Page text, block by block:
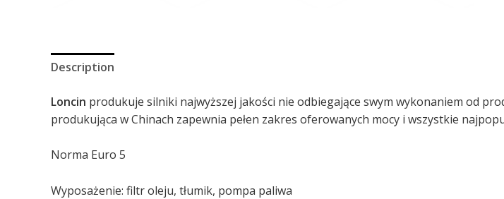
Description
Loncin produkuje silniki najwyższej jakości nie odbiegające swym wykonaniem od
produkująca w Chinach zapewnia pełen zakres oferowanych mocy i wszystkie
Norma Euro 5
Wyposażenie: filtr oleju, tłumik, pompa paliwa